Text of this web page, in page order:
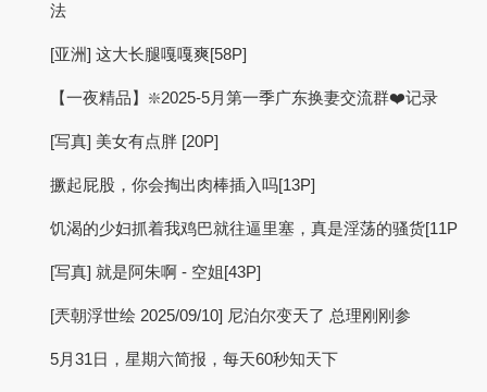
法
[亚洲] 这大长腿嘎嘎爽[58P]
【一夜精品】❇️2025-5月第一季广东换妻交流群❤️记录
[写真] 美女有点胖 [20P]
撅起屁股，你会掏出肉棒插入吗[13P]
饥渴的少妇抓着我鸡巴就往逼里塞，真是淫荡的骚货[11P
[写真] 就是阿朱啊 - 空姐[43P]
[兲朝浮世绘 2025/09/10] 尼泊尔变天了 总理刚刚参
5月31日，星期六简报，每天60秒知天下